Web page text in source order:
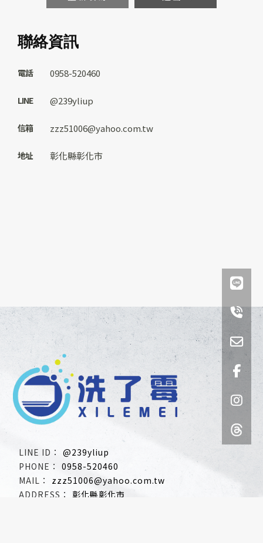
聯絡資訊
0958-520460
@239yliup
zzz51006@yahoo.com.tw
彰化縣彰化市
@239yliup
0958-520460
zzz51006@yahoo.com.tw
彰化縣彰化市